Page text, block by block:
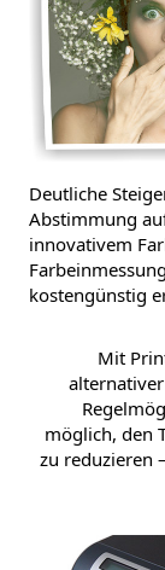
Deutliche
Abstimmung
innovativem
kostengünstig
Mit
möglich, den
zu reduzieren